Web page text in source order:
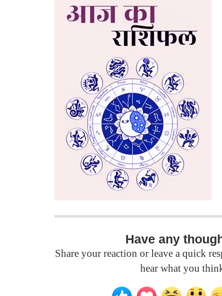
Have any
Share your reaction or leave a quick
hear what you